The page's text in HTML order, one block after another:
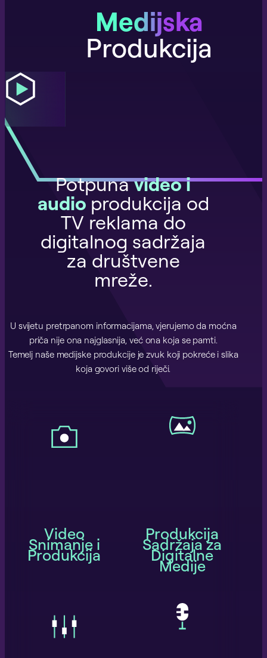
Medijska
Produkcija
Potpunavideo i
audioprodukcija od
TV reklama do
digitalnog sadržaja
za društvene
mreže.
U svijetu pretrpanom informacijama, vjerujemo da moćna
priča nije ona najglasnija, već ona koja se pamti.
Temelj naše medijske produkcije je zvuk koji pokreće i slika
koja govori više od riječi.
Video
Snimanje i
Produkcija
Produkcija
Sadržaja za
Digitalne
Medije